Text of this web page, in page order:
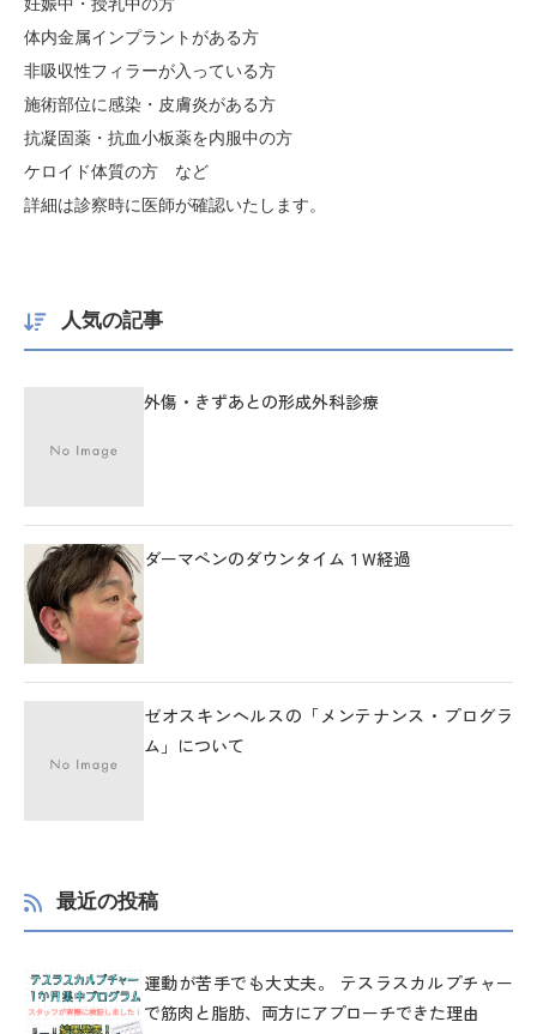
体内金属インプラントがある方
非吸収性フィラーが入っている方
施術部位に感染・皮膚炎がある方
抗凝固薬・抗血小板薬を内服中の方
ケロイド体質の方 など
詳細は診察時に医師が確認いたします。
人気の記事
外傷・きずあとの形成外科診療
ダーマペンのダウンタイム１W経過
ゼオスキンヘルスの「メンテナンス・プログラ
ム」について
最近の投稿
運動が苦手でも大丈夫。 テスラスカルプチャー
で筋肉と脂肪、両方にアプローチできた理由